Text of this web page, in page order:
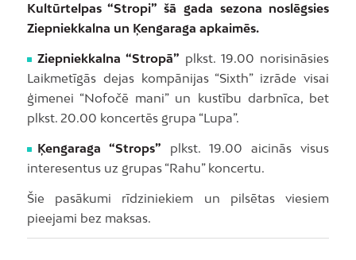
Kultūrtelpas “Stropi” šā gada sezona noslēgsies
Ziepniekkalna un Ķengaraga apkaimēs.
Ziepniekkalna “Stropā” plkst. 19.00 norisināsies
Laikmetīgās dejas kompānijas “Sixth” izrāde visai
ģimenei “Nofočē mani” un kustību darbnīca, bet
plkst. 20.00 koncertēs grupa “Lupa”.
Ķengaraga “Strops” plkst. 19.00 aicinās visus
interesentus uz grupas “Rahu” koncertu.
Šie pasākumi rīdziniekiem un pilsētas viesiem
pieejami bez maksas.